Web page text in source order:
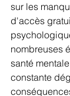
sur les
d'accès
nombreuses
santé
constante